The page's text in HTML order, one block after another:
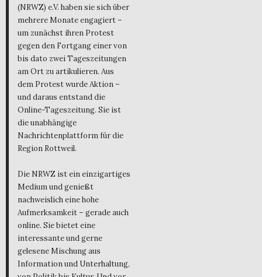
(NRWZ) e.V. haben sie sich über
mehrere Monate engagiert –
um zunächst ihren Protest
gegen den Fortgang einer von
bis dato zwei Tageszeitungen
am Ort zu artikulieren. Aus
dem Protest wurde Aktion –
und daraus entstand die
Online-Tageszeitung. Sie ist
die unabhängige
Nachrichtenplattform für die
Region Rottweil.
Die NRWZ ist ein einzigartiges
Medium und genießt
nachweislich eine hohe
Aufmerksamkeit – gerade auch
online. Sie bietet eine
interessante und gerne
gelesene Mischung aus
Information und Unterhaltung,